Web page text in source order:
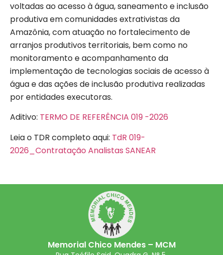
voltadas ao acesso à água, saneamento e inclusão
produtiva em comunidades extrativistas da
Amazônia, com atuação no fortalecimento de
arranjos produtivos territoriais, bem como no
monitoramento e acompanhamento da
implementação de tecnologias sociais de acesso à
água e das ações de inclusão produtiva realizadas
por entidades executoras.
Aditivo: TERMO DE REFERÊNCIA 019 -2026
Leia o TDR completo aqui: TdR 019-
2026_Contratação Analistas SANEAR
Memorial Chico Mendes – MCM